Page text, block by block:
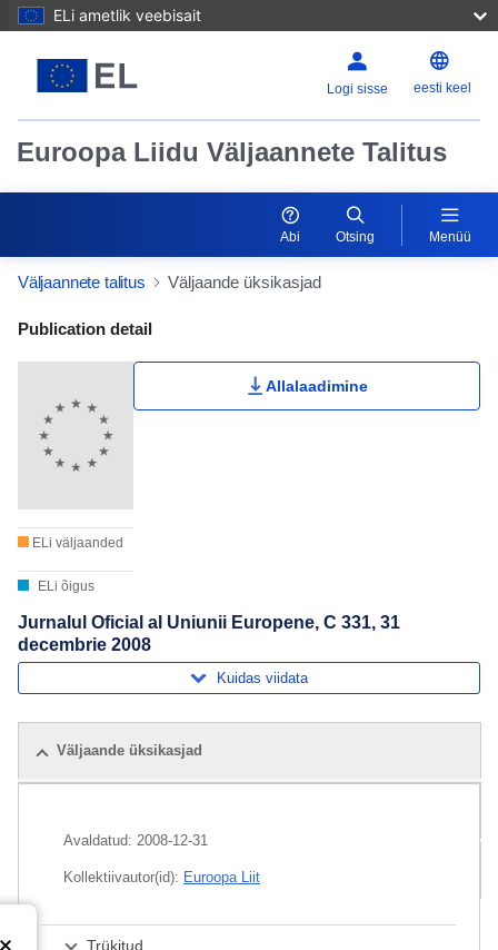
ELi ametlik veebisait
Logi sisse eesti keel
Euroopa Liidu Väljaannete Talitus
Abi Otsing Menüü
Väljaannete talitus Väljaande üksikasjad
Publication Detail Actions Portlet
Publication detail
ELi väljaanded
ELi õigus
Allalaadimine
Jurnalul Oficial al Uniunii Europene, C 331, 31
decembrie 2008
Kuidas viidata
Väljaande üksikasjad
Pakett
Avaldatud: 2008-12-31
Kollektiivautor(id): Euroopa Liit
Trükitud